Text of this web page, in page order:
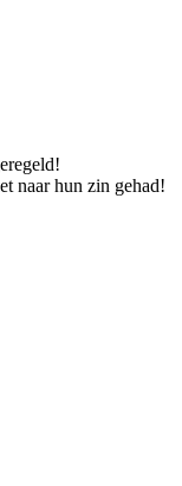
naar hun zin gehad!